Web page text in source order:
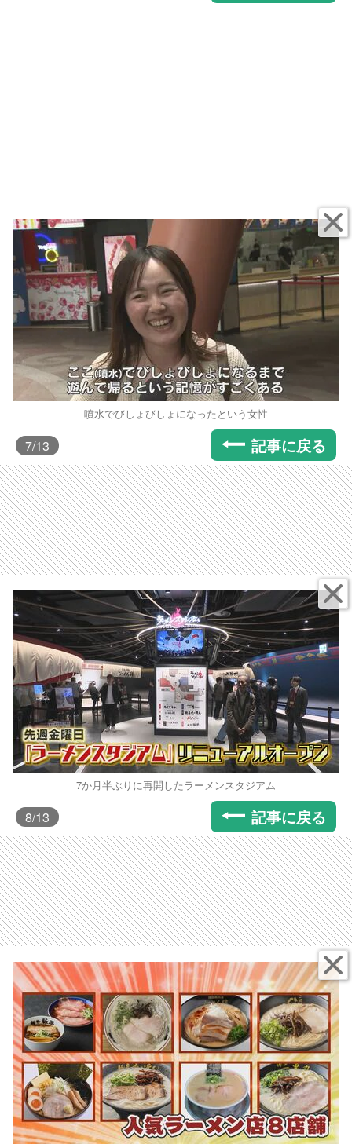
噴水でびしょびしょになったという女性
7/13 記事に戻る
7か月半ぶりに再開したラーメンスタジアム
8/13 記事に戻る